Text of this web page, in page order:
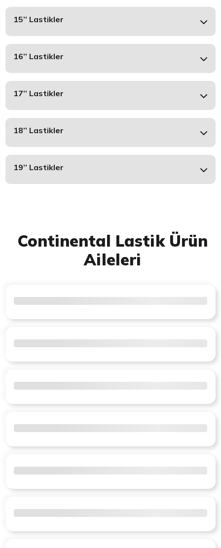
15’’ Lastikler
16’’ Lastikler
17’’ Lastikler
18’’ Lastikler
19’’ Lastikler
Continental Lastik Ürün
Aileleri